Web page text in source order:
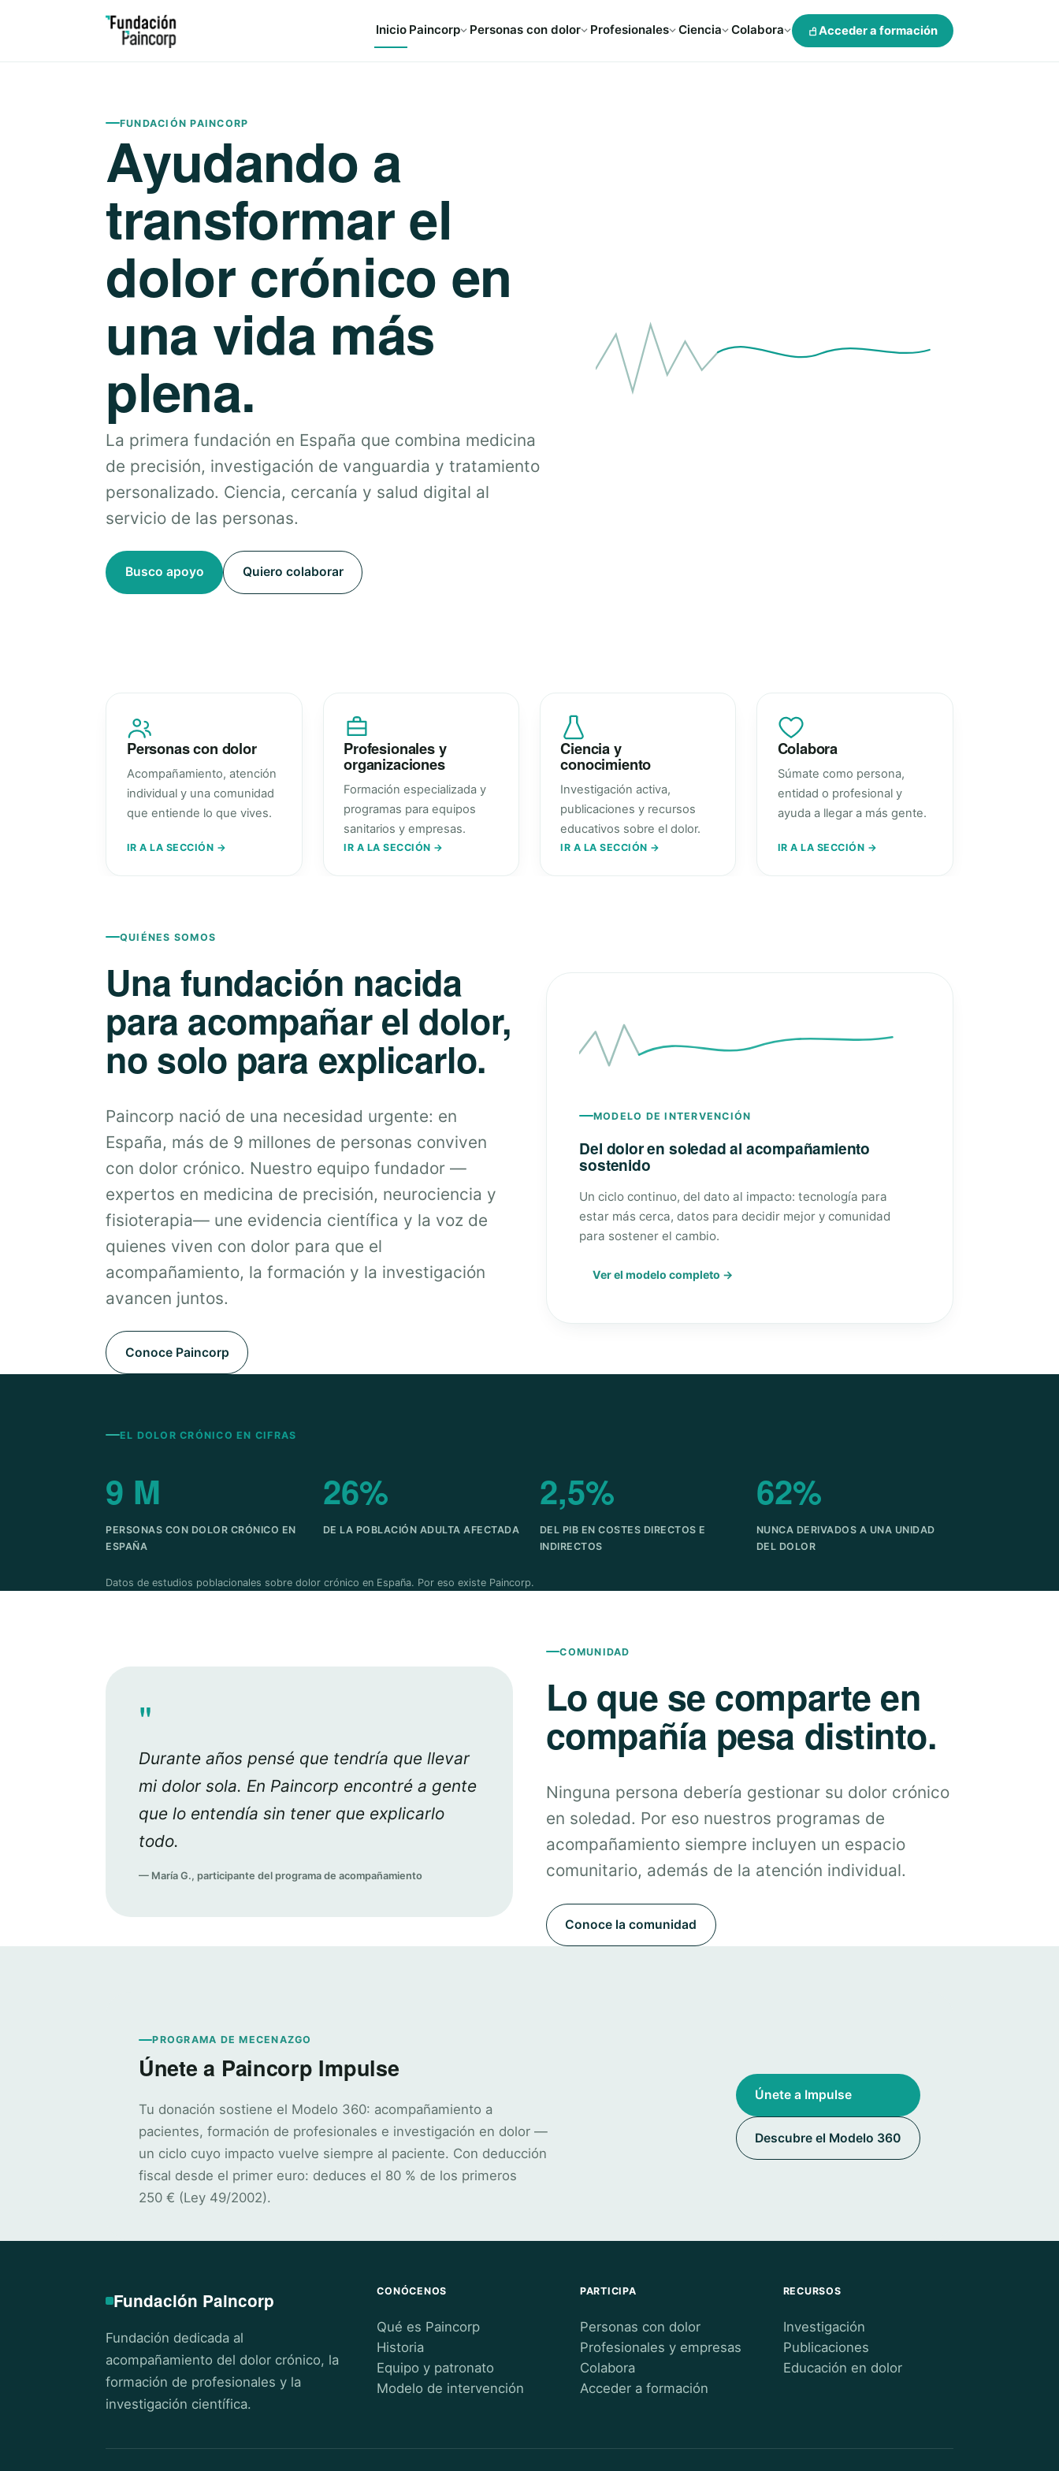
Inicio Paincorp Personas con dolor Profesionales Ciencia Colabora Acceder a formación
FUNDACIÓN PAINCORP
Ayudando a
transformar el
dolor crónico en
una vida más
plena.
La primera fundación en España que combina medicina
de precisión, investigación de vanguardia y tratamiento
personalizado. Ciencia, cercanía y salud digital al
servicio de las personas.
Busco apoyo Quiero colaborar
Personas con dolor
Acompañamiento, atención
individual y una comunidad
que entiende lo que vives.
IR A LA SECCIÓN →
Profesionales y
organizaciones
Formación especializada y
programas para equipos
sanitarios y empresas.
IR A LA SECCIÓN →
Ciencia y
conocimiento
Investigación activa,
publicaciones y recursos
educativos sobre el dolor.
IR A LA SECCIÓN →
Colabora
Súmate como persona,
entidad o profesional y
ayuda a llegar a más gente.
IR A LA SECCIÓN →
QUIÉNES SOMOS
Una fundación nacida
para acompañar el dolor,
no solo para explicarlo.
Paincorp nació de una necesidad urgente: en
España, más de 9 millones de personas conviven
con dolor crónico. Nuestro equipo fundador —
expertos en medicina de precisión, neurociencia y
fisioterapia— une evidencia científica y la voz de
quienes viven con dolor para que el
acompañamiento, la formación y la investigación
avancen juntos.
Conoce Paincorp
MODELO DE INTERVENCIÓN
Del dolor en soledad al acompañamiento
sostenido
Un ciclo continuo, del dato al impacto: tecnología para
estar más cerca, datos para decidir mejor y comunidad
para sostener el cambio.
Ver el modelo completo →
EL DOLOR CRÓNICO EN CIFRAS
9 M
PERSONAS CON DOLOR CRÓNICO EN
ESPAÑA
26%
DE LA POBLACIÓN ADULTA AFECTADA
2,5%
DEL PIB EN COSTES DIRECTOS E
INDIRECTOS
62%
NUNCA DERIVADOS A UNA UNIDAD
DEL DOLOR
Datos de estudios poblacionales sobre dolor crónico en España. Por eso existe Paincorp.
"
Durante años pensé que tendría que llevar
mi dolor sola. En Paincorp encontré a gente
que lo entendía sin tener que explicarlo
todo.
— María G., participante del programa de acompañamiento
COMUNIDAD
Lo que se comparte en
compañía pesa distinto.
Ninguna persona debería gestionar su dolor crónico
en soledad. Por eso nuestros programas de
acompañamiento siempre incluyen un espacio
comunitario, además de la atención individual.
Conoce la comunidad
PROGRAMA DE MECENAZGO
Únete a Paincorp Impulse
Tu donación sostiene el Modelo 360: acompañamiento a
pacientes, formación de profesionales e investigación en dolor —
un ciclo cuyo impacto vuelve siempre al paciente. Con deducción
fiscal desde el primer euro: deduces el 80 % de los primeros
250 € (Ley 49/2002).
Únete a Impulse
Descubre el Modelo 360
Fundación Paincorp
Fundación dedicada al
acompañamiento del dolor crónico, la
formación de profesionales y la
investigación científica.
CONÓCENOS
Qué es Paincorp
Historia
Equipo y patronato
Modelo de intervención
PARTICIPA
Personas con dolor
Profesionales y empresas
Colabora
Acceder a formación
RECURSOS
Investigación
Publicaciones
Educación en dolor